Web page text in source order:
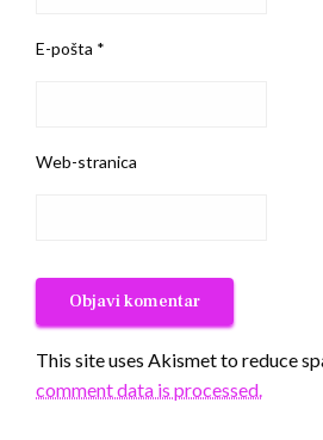
E-pošta *
Web-stranica
This site uses Akismet to reduce
comment data is processed.